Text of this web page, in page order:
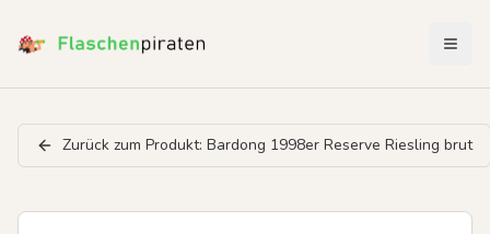
Zurück zum Produkt: Bardong 1998er Reserve Riesling brut